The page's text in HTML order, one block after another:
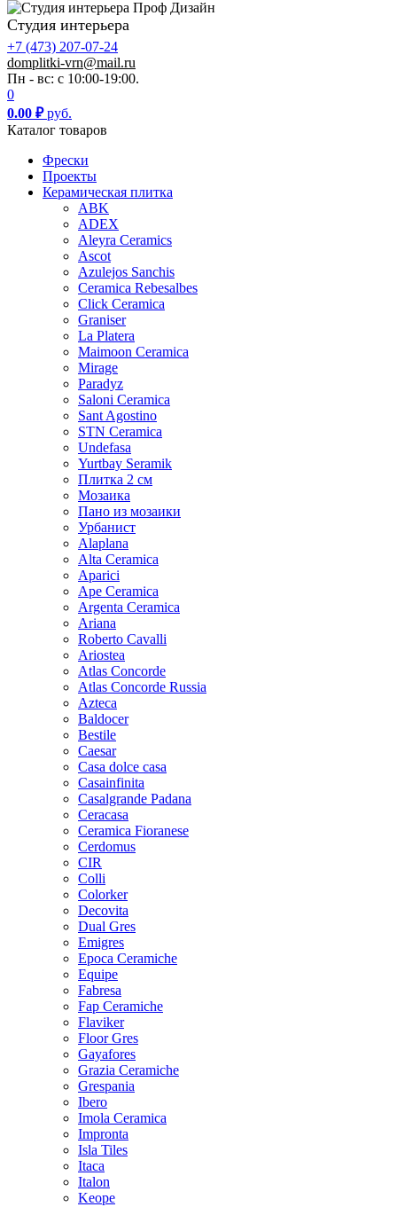
Студия интерьера
+7 (473) 207-07-24
domplitki-vrn@mail.ru
Пн - вс: с 10:00-19:00.
0
0.00 ₽руб.
Каталог товаров
Фрески
Проекты
Керамическая плитка
ABK
ADEX
Aleyra Ceramics
Ascot
Azulejos Sanchis
Ceramica Rebesalbes
Click Ceramica
Graniser
La Platera
Maimoon Ceramica
Mirage
Paradyz
Saloni Ceramica
Sant Agostino
STN Ceramica
Undefasa
Yurtbay Seramik
Плитка 2 см
Мозаика
Пано из мозаики
Урбанист
Alaplana
Alta Ceramica
Aparici
Ape Ceramica
Argenta Ceramica
Ariana
Roberto Cavalli
Ariostea
Atlas Concorde
Atlas Concorde Russia
Azteca
Baldocer
Bestile
Caesar
Casa dolce casa
Casainfinita
Casalgrande Padana
Ceracasa
Ceramica Fioranese
Cerdomus
CIR
Colli
Colorker
Decovita
Dual Gres
Emigres
Epoca Ceramiche
Equipe
Fabresa
Fap Ceramiche
Flaviker
Floor Gres
Gayafores
Grazia Ceramiche
Grespania
Ibero
Imola Ceramica
Impronta
Isla Tiles
Itaca
Italon
Keope